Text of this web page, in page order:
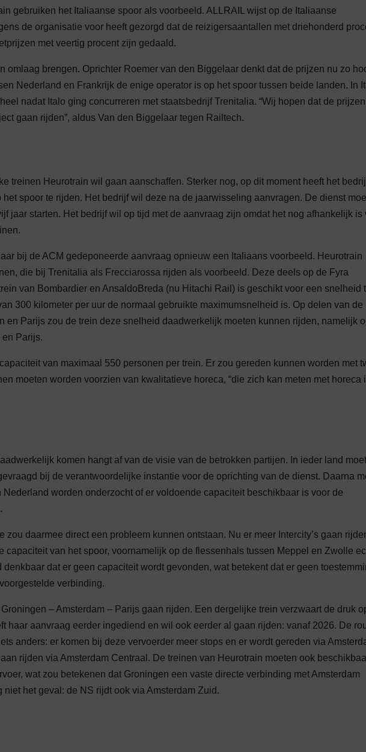
gebruiken het Italiaanse spoor als voorbeeld. ALLRAIL wijst op de Italiaanse
de organisatie voor heeft gezorgd dat de reizigersaantallen met driehonderd
met veertig procent zijn gedaald.
omlaag brengen. Oprichter Roemer van den Biggelaar denkt dat de prijzen nu zo
Nederland en Frankrijk de enige operator is op het spoor tussen beide landen. In
nadat Italo ging concurreren met staatsbedrijf Trenitalia. “Wij hopen dat de
gaan rijden”, aldus Van den Biggelaar tegen Railtech.
treinen Heurotrain wil gaan aanschaffen. Sterker nog, op dit moment heeft het
spoor te rijden. Het bedrijf wil deze na de jaarwisseling aanvragen. De dienst
jaar starten. Het bedrijf wil op tijd met de aanvraag zijn omdat het nog afhankelijk is
bij de ACM gedeponeerde aanvraag opnieuw een Italiaans voorbeeld. Heurotrain
die bij Trenitalia als Frecciarossa rijden als voorbeeld. Deze deels op de Fyra
van Bombardier en AnsaldoBreda (nu Hitachi Rail) is geschikt voor een snelheid
300 kilometer per uur de normaal gebruikte maximumsnelheid is. Op delen van de
en Parijs zou de trein deze snelheid daadwerkelijk moeten kunnen rijden, namelijk
en Parijs.
van maximaal 550 personen per trein. Er zou gereden kunnen worden met
moeten worden voorzien van kwalitatieve horeca, “die zich kan meten met horeca
komen hangt af van de visie van de betrokken partijen. In ieder land moet
bij de verantwoordelijke instantie voor de oprichting van de dienst. Daarna
worden onderzocht of er voldoende capaciteit beschikbaar is voor de
zou daarmee direct een probleem kunnen ontstaan. Nu er meer Intercity’s gaan
capaciteit van het spoor, voornamelijk op de flessenhals tussen Meppel en Zwolle
dat er geen capaciteit wordt gevonden, wat betekent dat er geen
verbinding.
– Amsterdam – Parijs gaan rijden. Een dergelijke trein verzwaart de druk
haar aanvraag eerder ingediend en wil ook eerder al gaan rijden: vanaf 2026. De
anders: er komen bij deze vervoerder meer stops en er wordt gereden via
rijden via Amsterdam Centraal. De treinen van Heurotrain moeten ook
wat zou betekenen dat Groningen een vaste directe verbinding met Amsterdam
niet het geval: de NS rijdt ook via Amsterdam Zuid.